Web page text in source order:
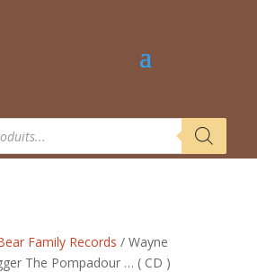
Family Records / Wayne
The Pompadour … ( CD )